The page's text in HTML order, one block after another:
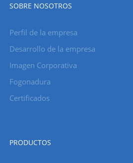
SOBRE NOSOTROS
Perfil de la empresa
Desarrollo de la empresa
Imagen Corporativa
Fogonadura
Certificados
PRODUCTOS